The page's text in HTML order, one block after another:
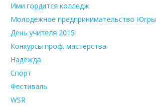
Ими гордится колледж
Молодежное предпринимательство Югры
День учителя 2015
Конкурсы проф. мастерства
Надежда
Спорт
Фестиваль
WSR